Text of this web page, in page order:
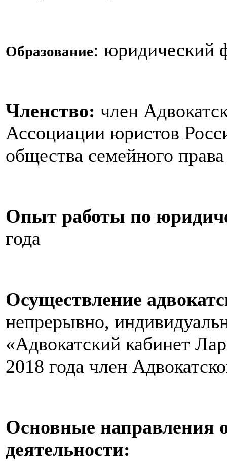
Образование: юридический
Членство: член
Ассоциации юристов
общества семейного
Опыт работы по
года
Осуществление
непрерывно,
«Адвокатский кабинет
2018 года член
Основные направления
деятельности: